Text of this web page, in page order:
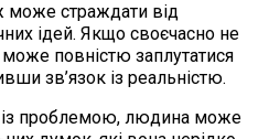
може страждати від
ідей. Якщо своєчасно не
повністю заплутатися
зв’язок із реальністю.
із проблемою, людина може